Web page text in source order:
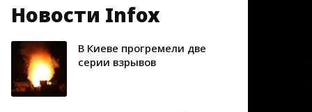
Новости Infox
В Киеве прогремели две
серии взрывов
—
Шаровая
следов.
причем